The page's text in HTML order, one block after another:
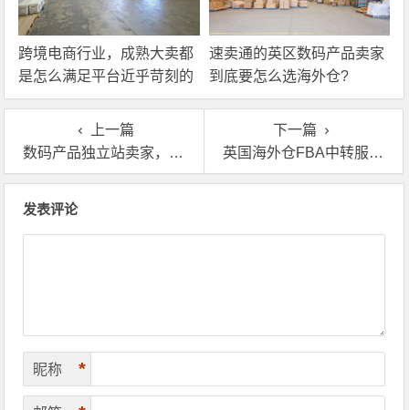
跨境电商行业，成熟大卖都
是怎么满足平台近乎苛刻的
物流时效要求的？
速卖通的英区数码产品卖家
到底要怎么选海外仓?
上一篇
数码产品独立站卖家，有没有必要使用英国海外仓？
下一篇
英国海外仓FBA中转服务的费用要怎么算？
发表评论
昵称 *